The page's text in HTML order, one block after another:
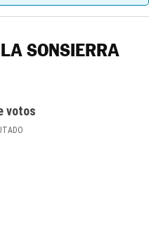
SONSIERRA
votos